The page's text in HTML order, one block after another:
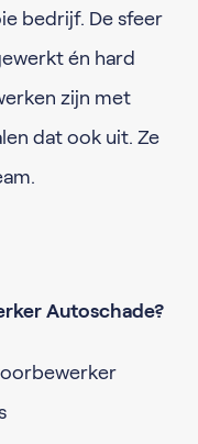
bedrijf. De sfeer
én hard
zijn met
dat ook uit. Ze
Autoschade?